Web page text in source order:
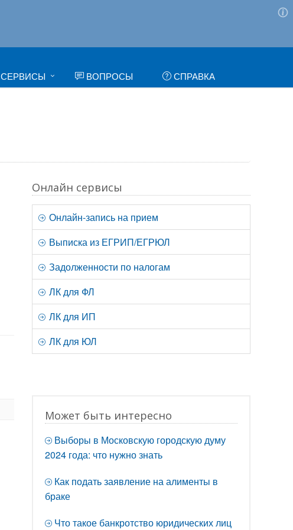
СЕРВИСЫ ВОПРОСЫ СПРАВКА
Онлайн сервисы
Онлайн-запись на прием
Выписка из ЕГРИП/ЕГРЮЛ
Задолженности по налогам
ЛК для ФЛ
ЛК для ИП
ЛК для ЮЛ
Может быть интересно
Выборы в Московскую городскую думу
2024 года: что нужно знать
Как подать заявление на алименты в
браке
Что такое банкротство юридических лиц